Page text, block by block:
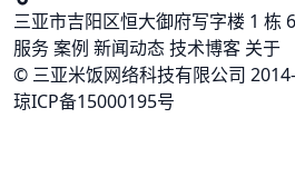
三亚市吉阳区恒大御府写字楼 1 栋
服务案例 新闻动态技术博客 关于
© 三亚米饭网络科技有限公司
琼ICP备15000195号